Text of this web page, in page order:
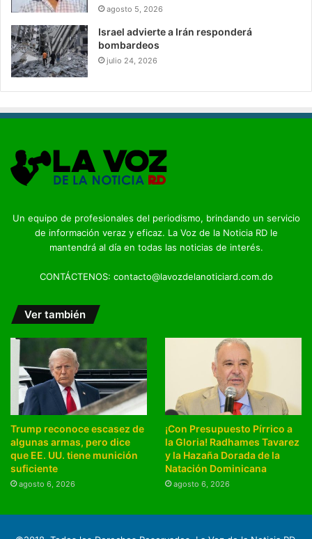
agosto 5, 2026
Israel advierte a Irán responderá
bombardeos
julio 24, 2026
Un equipo de profesionales del periodismo, brindando un servicio
de información veraz y eficaz. La Voz de la Noticia RD le
mantendrá al día en todas las noticias de interés.
CONTÁCTENOS: contacto@lavozdelanoticiard.com.do
Ver también
Trump reconoce escasez de
algunas armas, pero dice
que EE. UU. tiene munición
suficiente
agosto 6, 2026
¡Con Presupuesto Pírrico a
la Gloria! Radhames Tavarez
y la Hazaña Dorada de la
Natación Dominicana
agosto 6, 2026